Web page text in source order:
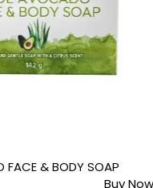
FACE & BODY SOAP
Buy Now